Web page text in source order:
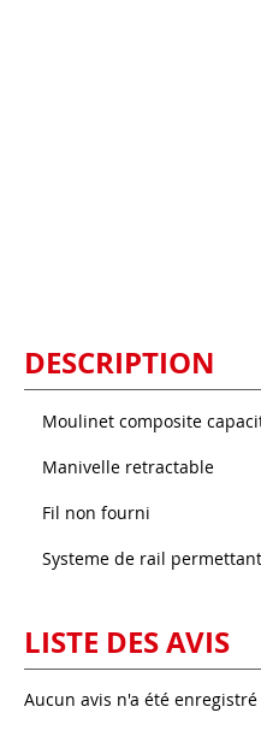
DESCRIPTION
Moulinet composite
Manivelle retractable
Fil non fourni
Systeme de rail
LISTE DES AVIS
Aucun avis n'a été